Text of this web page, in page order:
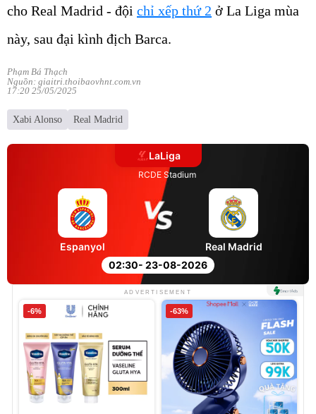
cho Real Madrid - đội chỉ xếp thứ 2 ở La Liga mùa
này, sau đại kình địch Barca.
Phạm Bá Thạch
Nguồn: giaitri.thoibaovhnt.com.vn
17:20 25/05/2025
Xabi Alonso Real Madrid
LaLiga
RCDE Stadium
02:30- 23-08-2026
Espanyol Real Madrid
ADVERTISEMENT
-6% -63%